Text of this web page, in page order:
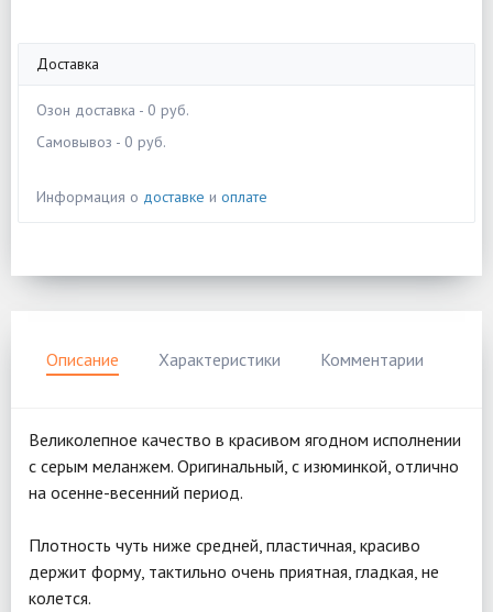
Доставка
Озон доставка - 0 руб.
Самовывоз - 0 руб.
Информация о доставке и оплате
Описание Характеристики Комментарии
Великолепное качество в красивом ягодном исполнении
с серым меланжем. Оригинальный, с изюминкой, отлично
на осенне-весенний период.
Плотность чуть ниже средней, пластичная, красиво
держит форму, тактильно очень приятная, гладкая, не
колется.